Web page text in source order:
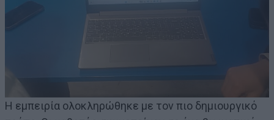
Η εμπειρία ολοκληρώθηκε με τον πιο δημιουργικό